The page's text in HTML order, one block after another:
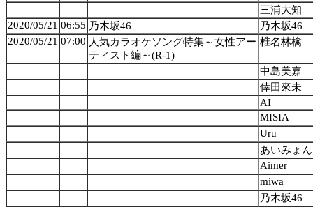
三浦大知
2020/05/21 06:55 乃木坂46
乃木坂46
2020/05/21 07:00 人気カラオケソング特集～女性アー
ティスト編～(R-1)
椎名林檎
中島美嘉
倖田來未
AI
MISIA
Uru
あいみょん
Aimer
miwa
乃木坂46